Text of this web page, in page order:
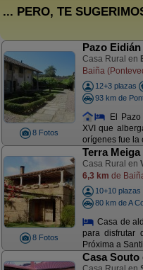
... PERO, TE
8 Fotos
Pazo Eidián
Casa Rural en
Baiña
12+3 plazas
93 km de
El
XVI que
orígenes fue la
8 Fotos
Terra
Casa Rural en
6,3 km de
10+10 plazas
80 km de A
Casa de
para disfrutar
Próxima a
Casa Souto